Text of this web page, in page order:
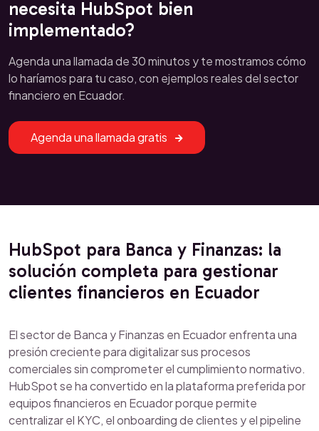
necesita HubSpot bien
implementado?
Agenda una llamada de 30 minutos y te mostramos cómo
lo haríamos para tu caso, con ejemplos reales del sector
financiero en Ecuador.
Agenda una llamada gratis
HubSpot para Banca y Finanzas: la
solución completa para gestionar
clientes financieros en Ecuador
El sector de Banca y Finanzas en Ecuador enfrenta una
presión creciente para digitalizar sus procesos
comerciales sin comprometer el cumplimiento normativo.
HubSpot se ha convertido en la plataforma preferida por
equipos financieros en Ecuador porque permite
centralizar el KYC, el onboarding de clientes y el pipeline